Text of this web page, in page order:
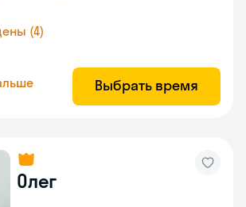
(4)
Выбрать время
Олег